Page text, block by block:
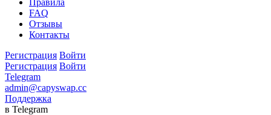
Правила
FAQ
Отзывы
Контакты
Регистрация Войти
Регистрация Войти
Telegram
admin@capyswap.cc
Поддержка
в Telegram